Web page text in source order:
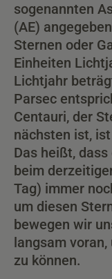
sogenannten
(AE)
Sternen oder
Einheiten
Lichtjahr
Parsec
Centauri, der
nächsten ist,
Das heißt,
beim
Tag) immer
um diesen
bewegen wir
langsam
zu können.